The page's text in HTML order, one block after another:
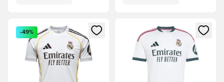
Megnyit egy modált a bejelentkezéshez vagy a tagként
-49%
Megnyit egy modált a